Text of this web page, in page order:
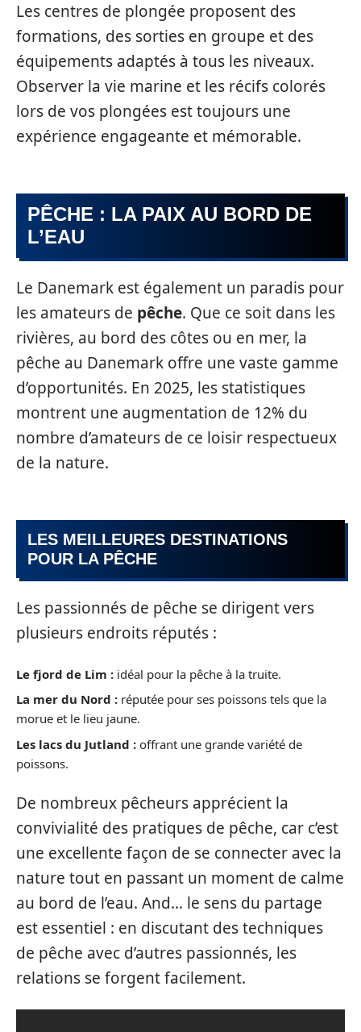
Les centres de plongée proposent des
formations, des sorties en groupe et des
équipements adaptés à tous les niveaux.
Observer la vie marine et les récifs colorés
lors de vos plongées est toujours une
expérience engageante et mémorable.
PÊCHE : LA PAIX AU BORD DE
L’EAU
Le Danemark est également un paradis pour
les amateurs de pêche. Que ce soit dans les
rivières, au bord des côtes ou en mer, la
pêche au Danemark offre une vaste gamme
d’opportunités. En 2025, les statistiques
montrent une augmentation de 12% du
nombre d’amateurs de ce loisir respectueux
de la nature.
LES MEILLEURES DESTINATIONS
POUR LA PÊCHE
Les passionnés de pêche se dirigent vers
plusieurs endroits réputés :
Le fjord de Lim : idéal pour la pêche à la truite.
La mer du Nord : réputée pour ses poissons tels que la
morue et le lieu jaune.
Les lacs du Jutland : offrant une grande variété de
poissons.
De nombreux pêcheurs apprécient la
convivialité des pratiques de pêche, car c’est
une excellente façon de se connecter avec la
nature tout en passant un moment de calme
au bord de l’eau. And… le sens du partage
est essentiel : en discutant des techniques
de pêche avec d’autres passionnés, les
relations se forgent facilement.